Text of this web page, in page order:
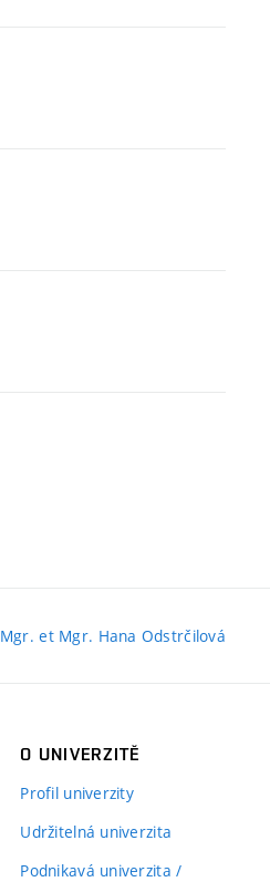
Mgr. et Mgr. Hana Odstrčilová
O UNIVERZITĚ
Profil univerzity
Udržitelná univerzita
Podnikavá univerzita /